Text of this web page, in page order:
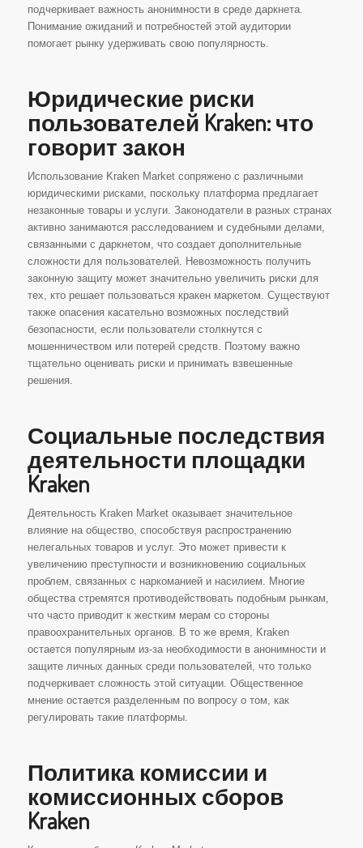
подчеркивает важность анонимности в среде даркнета.
Понимание ожиданий и потребностей этой аудитории
помогает рынку удерживать свою популярность.
Юридические риски
пользователей Kraken: что
говорит закон
Использование Kraken Market сопряжено с различными
юридическими рисками, поскольку платформа предлагает
незаконные товары и услуги. Законодатели в разных странах
активно занимаются расследованием и судебными делами,
связанными с даркнетом, что создает дополнительные
сложности для пользователей. Невозможность получить
законную защиту может значительно увеличить риски для
тех, кто решает пользоваться кракен маркетом. Существуют
также опасения касательно возможных последствий
безопасности, если пользователи столкнутся с
мошенничеством или потерей средств. Поэтому важно
тщательно оценивать риски и принимать взвешенные
решения.
Социальные последствия
деятельности площадки
Kraken
Деятельность Kraken Market оказывает значительное
влияние на общество, способствуя распространению
нелегальных товаров и услуг. Это может привести к
увеличению преступности и возникновению социальных
проблем, связанных с наркоманией и насилием. Многие
общества стремятся противодействовать подобным рынкам,
что часто приводит к жестким мерам со стороны
правоохранительных органов. В то же время, Kraken
остается популярным из-за необходимости в анонимности и
защите личных данных среди пользователей, что только
подчеркивает сложность этой ситуации. Общественное
мнение остается разделенным по вопросу о том, как
регулировать такие платформы.
Политика комиссии и
комиссионных сборов
Kraken